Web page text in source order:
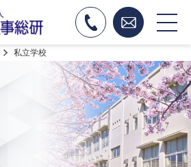
私立学校